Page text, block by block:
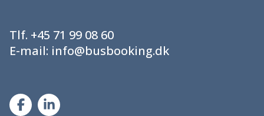
Tlf. +45 71 99 08 60
E-mail: info@busbooking.dk